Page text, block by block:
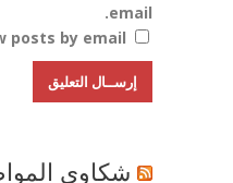
email.
posts by email.
شكاوي